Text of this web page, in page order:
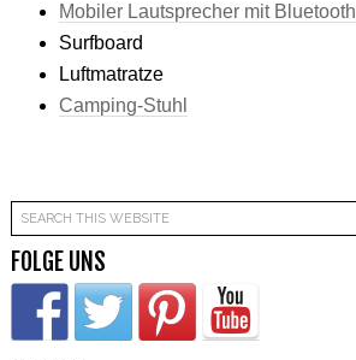
Mobiler Lautsprecher mit Bluetooth
Surfboard
Luftmatratze
Camping-Stuhl
FOLGE UNS